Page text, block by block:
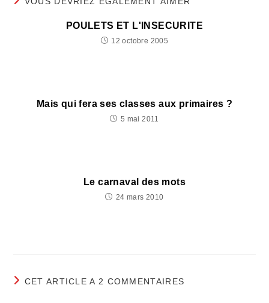
POULETS ET L'INSECURITE
12 octobre 2005
Mais qui fera ses classes aux primaires ?
5 mai 2011
Le carnaval des mots
24 mars 2010
CET ARTICLE A 2 COMMENTAIRES